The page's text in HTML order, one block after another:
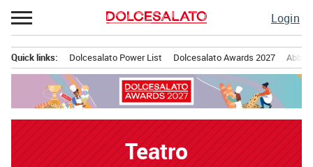
Passa
al
Login
principale
Quick links: Dolcesalato Power List Dolcesalato Awards 2027
Teatro